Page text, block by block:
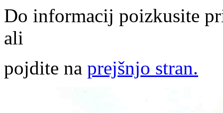
Do informacij poizkusite
ali
pojdite na prejšnjo stran.